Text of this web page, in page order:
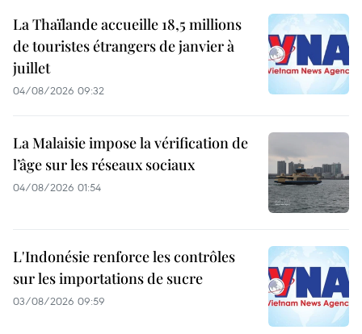
La Thaïlande accueille 18,5 millions
de touristes étrangers de janvier à
juillet
04/08/2026 09:32
La Malaisie impose la vérification de
l’âge sur les réseaux sociaux
04/08/2026 01:54
L'Indonésie renforce les contrôles
sur les importations de sucre
03/08/2026 09:59